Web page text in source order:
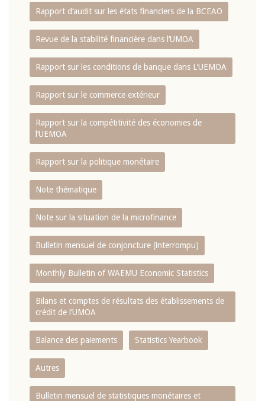
Rapport d‘audit sur les états financiers de la BCEAO
Revue de la stabilité financière dans l‘UMOA
Rapport sur les conditions de banque dans L‘UEMOA
Rapport sur le commerce extérieur
Rapport sur la compétitivité des économies de
l‘UEMOA
Rapport sur la politique monétaire
Note thématique
Note sur la situation de la microfinance
Bulletin mensuel de conjoncture (interrompu)
Monthly Bulletin of WAEMU Economic Statistics
Bilans et comptes de résultats des établissements de
crédit de l‘UMOA
Balance des paiements Statistics Yearbook
Autres
Bulletin mensuel de statistiques monétaires et